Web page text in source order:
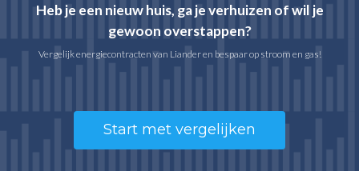
Heb je een nieuw huis, ga je verhuizen of wil je
gewoon overstappen?
Vergelijk energiecontracten van Liander en bespaar op stroom en gas!
Start met vergelijken